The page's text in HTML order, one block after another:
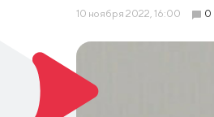
10 ноября 2022, 16:00 0